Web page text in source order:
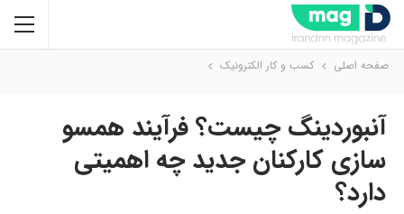
صفحه اصلی کسب و کار الکترونیک
آنبوردینگ چیست؟ فرآیند همسو
سازی کارکنان جدید چه اهمیتی
دارد؟